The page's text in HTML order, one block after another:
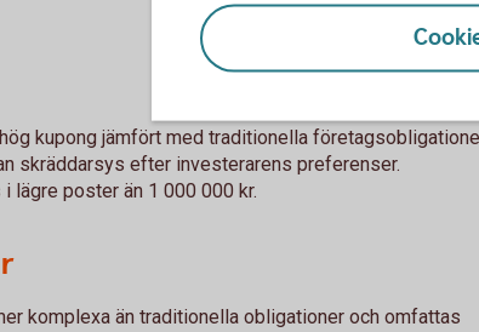
kupong jämfört med traditionella
skräddarsys efter investerarens preferenser.
i lägre poster än 1 000 000 kr.
komplexa än traditionella obligationer och omfattas